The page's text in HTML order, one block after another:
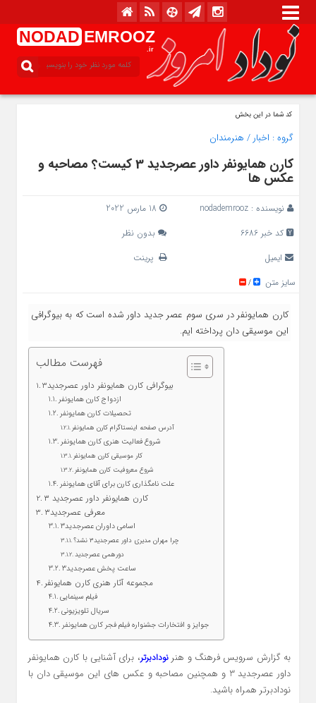
NODAD EMROOZ
.ir
کد شما در این بخش
گروه : اخبار / هنرمندان
کارن همایونفر داور عصرجدید 3 کیست؟ مصاحبه و
عکس ها
نویسنده : nodademrooz
کد خبر 6686
بدون نظر
ایمیل
پرینت
سایز متن
/
کارن همایونفر در سری سوم عصر جدید داور شده است که به بیوگرافی
این موسیقی دان پرداخته ایم.
فهرست مطالب
بیوگرافی کارن همایونفر داور عصرجدید3
ازدواج کارن همایونفر
تحصیلات کارن همایونفر
آدرس صفحه اینستاگرام کارن همایونفر
شروع فعالیت هنری کارن همایونفر
کار موسیقی کارن همایونفر
شروع معروفیت کارن همایونفر
علت نامگذاری کارن برای آقای همایونفر
کارن همایونفر داور عصرجدید ۳
معرفی عصرجدید۳
اسامی داوران عصرجدید۳
چرا مهران مدیری داور عصرجدید۳ نشد؟
دورهمی عصرجدید
ساعت پخش عصرجدید۳
مجموعه آثار هنری کارن همایونفر
فیلم سینمایی
سریال تلویزیونی
جوایز و افتخارات جشنواره فیلم فجر کارن همایونفر
به گزارش سرویس فرهنگ و هنرنودادبرتر، برای آشنایی با کارن همایونفر
داور عصرجدید 3 و همچنین مصاحبه و عکس های این موسیقی دان با
نودادبرتر همراه باشید.